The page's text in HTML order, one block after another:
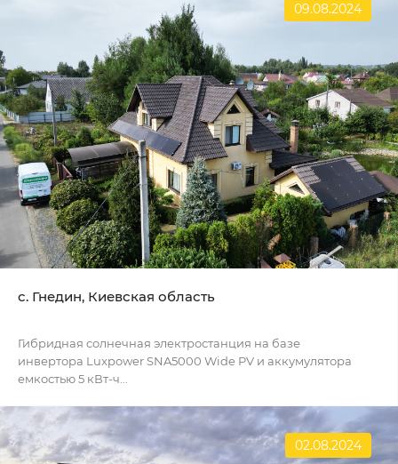
09.08.2024
с. Гнедин, Киевская область
Гибридная солнечная электростанция на базе
инвертора Luxpower SNA5000 Wide PV и аккумулятора
емкостью 5 кВт-ч...
02.08.2024